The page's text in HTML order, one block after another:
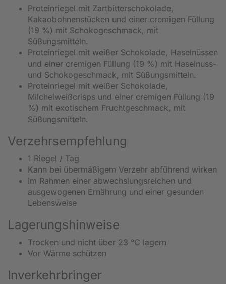
Proteinriegel mit Zartbitterschokolade,
Kakaobohnenstücken und einer cremigen Füllung
(19 %) mit Schokogeschmack, mit
Süßungsmitteln.
Proteinriegel mit weißer Schokolade, Haselnüssen
und einer cremigen Füllung (19 %) mit Haselnuss-
und Schokogeschmack, mit Süßungsmitteln.
Proteinriegel mit weißer Schokolade,
Milcheiweißcrisps und einer cremigen Füllung (19
%) mit exotischem Fruchtgeschmack, mit
Süßungsmitteln.
Verzehrsempfehlung
1 Riegel / Tag
Kann bei übermäßigem Verzehr abführend wirken
Im Rahmen einer abwechslungsreichen und
ausgewogenen Ernährung und einer gesunden
Lebensweise
Lagerungshinweise
Trocken und nicht über 23 °C lagern
Vor Wärme schützen
Inverkehrbringer